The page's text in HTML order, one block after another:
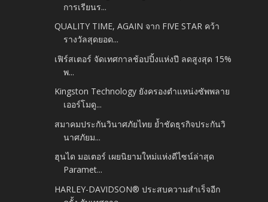
การเรียนร...
QUALITY TIME, AGAIN จาก FIVE STAR คว้า
รางวัลสุดยอด...
เฟิร์สเตอร์ จัดเทศกาลช้อปปิ้งแห่งปี ลดสูงสุด 15%
พ...
Kingston Technology ยังครองตำแหน่งซัพพลาย
เออร์โมดู...
สมาคมประกันวินาศภัยไทย ย้ำชัดธุรกิจประกันวิ
นาศภัยม...
ฮุนได มอเตอร์ เผยนิยามใหม่แห่งดีไซน์ล่าสุด
Paramet...
HARLEY-DAVIDSON® ประสบความสำเร็จอีก